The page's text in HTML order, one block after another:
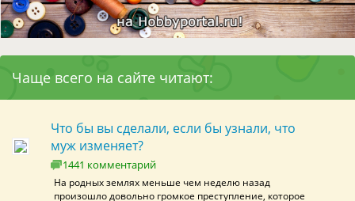
Чаще всего на сайте читают:
Что бы вы сделали, если бы узнали, что
муж изменяет?
1441 комментарий
На родных землях меньше чем неделю назад
произошло довольно громкое преступление, которое